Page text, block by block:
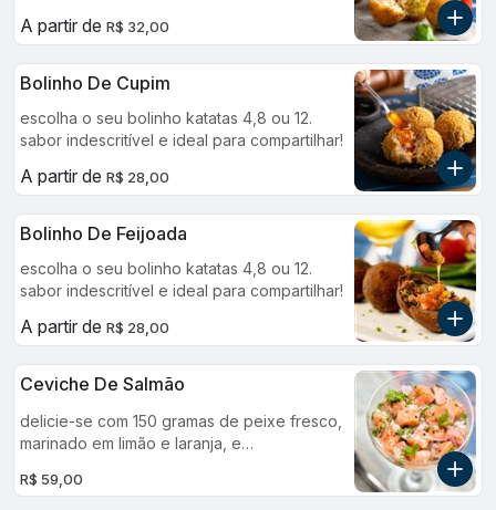
A partir de R$ 32,00
Bolinho De Cupim
escolha o seu bolinho katatas 4,8 ou 12.
sabor indescritível e ideal para compartilhar!
A partir de R$ 28,00
Bolinho De Feijoada
escolha o seu bolinho katatas 4,8 ou 12.
sabor indescritível e ideal para compartilhar!
A partir de R$ 28,00
Ceviche De Salmão
delicie-se com 150 gramas de peixe fresco,
marinado em limão e laranja, e
de cebola roxa, coentro, sal e azeite.
R$ 59,00